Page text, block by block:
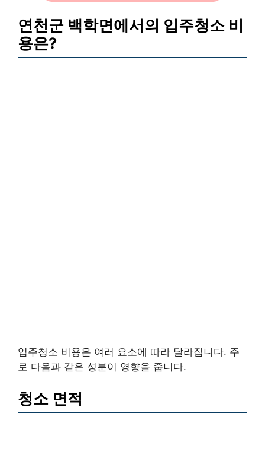
연천군 백학면에서의 입주청소 비
용은?
입주청소 비용은 여러 요소에 따라 달라집니다. 주
로 다음과 같은 성분이 영향을 줍니다.
청소 면적